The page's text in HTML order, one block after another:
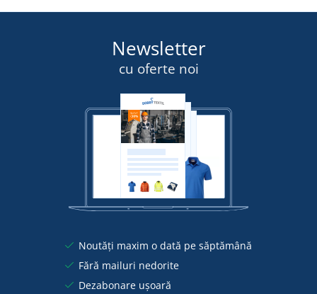
Newsletter
cu oferte noi
Noutăți maxim o dată pe săptămână
Fără mailuri nedorite
Dezabonare ușoară